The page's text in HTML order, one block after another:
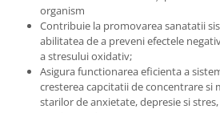
organism
Contribuie la promovarea sanatatii
abilitatea de a preveni efectele
a stresului oxidativ;
Asigura functionarea eficienta a
cresterea capcitatii de concentrare si
starilor de anxietate, depresie si